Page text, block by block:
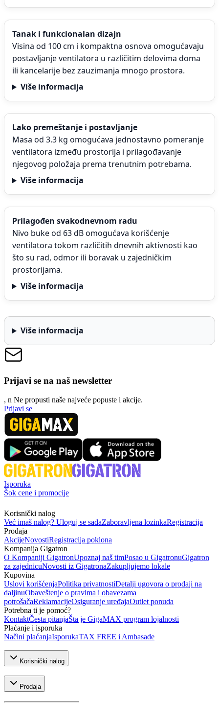
Tanak i funkcionalan dizajn
Visina od 100 cm i kompaktna osnova omogućavaju
postavljanje ventilatora u različitim delovima doma
ili kancelarije bez zauzimanja mnogo prostora.
Više informacija
Lako premeštanje i postavljanje
Masa od 3.3 kg omogućava jednostavno pomeranje
ventilatora između prostorija i prilagođavanje
njegovog položaja prema trenutnim potrebama.
Više informacija
Prilagođen svakodnevnom radu
Nivo buke od 63 dB omogućava korišćenje
ventilatora tokom različitih dnevnih aktivnosti kao
što su rad, odmor ili boravak u zajedničkim
prostorijama.
Više informacija
Više informacija
Prijavi se na naš newsletter
, n Ne propusti naše najveće popuste i akcije.
Prijavi se
Isporuka
Šok cene i promocije
Korisnički nalog
Već imaš nalog? Uloguj se sadaZaboravljena lozinkaRegistracija
Prodaja
AkcijeNovostiRegistracija poklona
Kompanija Gigatron
O Kompaniji GigatronUpoznaj naš timPosao u GigatronuGigatron
za zajednicuNovosti iz GigatronaZakupljujemo lokale
Kupovina
Uslovi korišćenjaPolitika privatnostiDetalji ugovora o prodaji na
daljinuObaveštenje o pravima i obavezama
potrošačaReklamacijeOsiguranje uređajaOutlet ponuda
Potrebna ti je pomoć?
KontaktČesta pitanjaŠta je GigaMAX program lojalnosti
Plaćanje i isporuka
Načini plaćanjaIsporukaTAX FREE i Ambasade
Korisnički nalog
Prodaja